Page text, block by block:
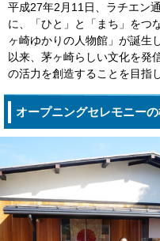
平成27年2月11日、ラチエン
に、「ひと」と「まち」をつ
ヶ崎ゆかりの人物館」が誕生
以来、茅ヶ崎らしい文化を発
の活力を創造することを目指
オープニングセレモニー